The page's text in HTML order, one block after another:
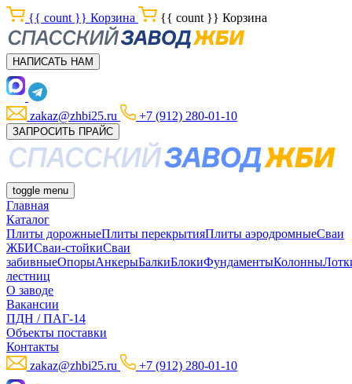
{{ count }} Корзина {{ count }} Корзина
НАПИСАТЬ НАМ
zakaz@zhbi25.ru +7 (912) 280-01-10
ЗАПРОСИТЬ ПРАЙС
toggle menu
Главная
Каталог
Плиты дорожныеПлиты перекрытияПлиты аэродромныеСваи
ЖБИСваи-стойкиСваи
забивныеОпорыАнкерыБалкиБлокиФундаментыКолонны
лестниц
О заводе
Вакансии
ПДН / ПАГ-14
Объекты поставки
Контакты
zakaz@zhbi25.ru
+7 (912) 280-01-10